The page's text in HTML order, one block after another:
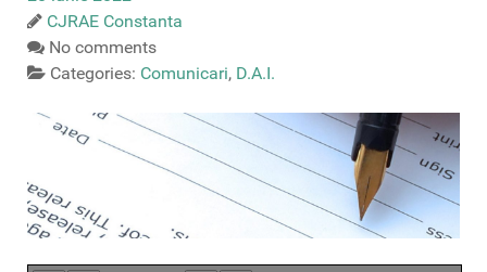
CJRAE Constanta
No comments
Categories: Comunicari, D.A.I.